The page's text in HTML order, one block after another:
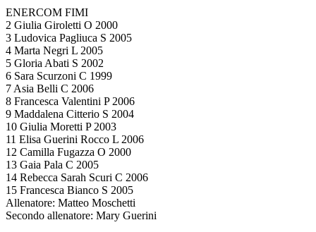
ENERCOM FIMI
2 Giulia Giroletti O 2000
3 Ludovica Pagliuca S 2005
4 Marta Negri L 2005
5 Gloria Abati S 2002
6 Sara Scurzoni C 1999
7 Asia Belli C 2006
8 Francesca Valentini P 2006
9 Maddalena Citterio S 2004
10 Giulia Moretti P 2003
11 Elisa Guerini Rocco L 2006
12 Camilla Fugazza O 2000
13 Gaia Pala C 2005
14 Rebecca Sarah Scuri C 2006
15 Francesca Bianco S 2005
Allenatore: Matteo Moschetti
Secondo allenatore: Mary Guerini